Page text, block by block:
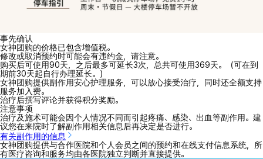
事先确认
女神团购的价格已包含增值税。
修改或取消预约时可能会有违约金，请注意。
购买后可使用90天，之后最多可延长3次，总共可使用369天。（可在到
期前30天起自行办理延长。）
女神团购提供副作用安心护理服务，可以放心接受治疗，同时还全额支持
服务加入费。
治疗后撰写评论并获得积分奖励。
注意事项
治疗及施术可能会因个人情况不同而引起疼痛、感染、出血等副作用。建
议您在来院时了解副作用相关信息后再决定是否进行。
有关副作用的信息
女神团购提供与合作医院和个人会员之间的预约和在线支付信息系统，所
有医疗咨询和服务均由各医院独立判断并直接提供。